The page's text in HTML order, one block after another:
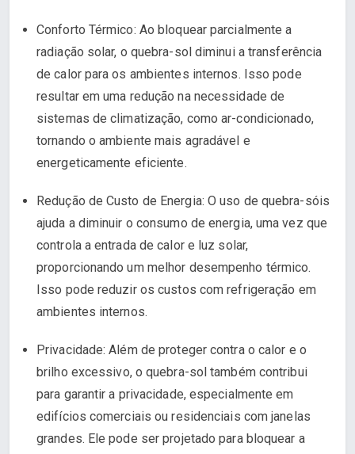
Conforto Térmico: Ao bloquear parcialmente a
radiação solar, o quebra-sol diminui a transferência
de calor para os ambientes internos. Isso pode
resultar em uma redução na necessidade de
sistemas de climatização, como ar-condicionado,
tornando o ambiente mais agradável e
energeticamente eficiente.
Redução de Custo de Energia: O uso de quebra-sóis
ajuda a diminuir o consumo de energia, uma vez que
controla a entrada de calor e luz solar,
proporcionando um melhor desempenho térmico.
Isso pode reduzir os custos com refrigeração em
ambientes internos.
Privacidade: Além de proteger contra o calor e o
brilho excessivo, o quebra-sol também contribui
para garantir a privacidade, especialmente em
edifícios comerciais ou residenciais com janelas
grandes. Ele pode ser projetado para bloquear a